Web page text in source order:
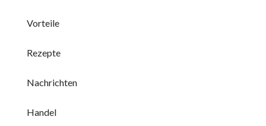
Vorteile
Rezepte
Nachrichten
Handel